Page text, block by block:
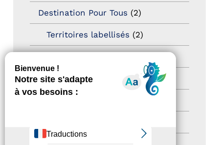
Destination Pour Tous (2)
Territoires labellisés (2)
Newsletter pro